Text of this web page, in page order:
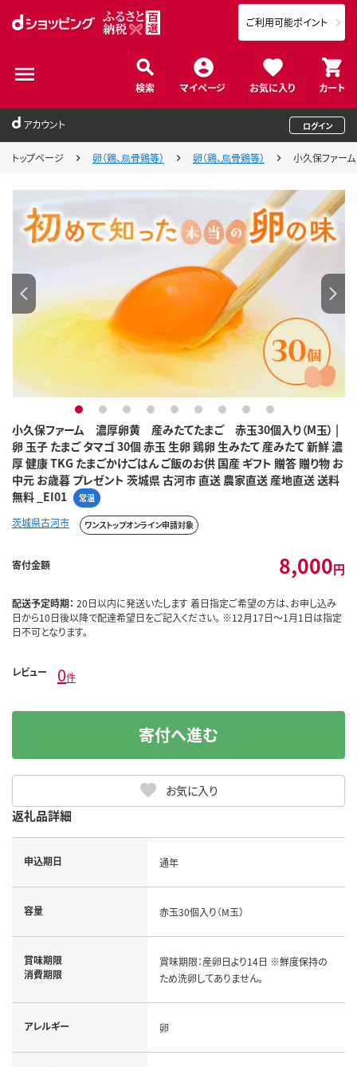
検索 マイページ お気に入り カート
ご利用可能ポイント
アカウント ログイン
トップページ 卵（鶏、烏骨鶏等） 卵（鶏、烏骨鶏等） 小久保ファー
小久保ファーム 濃厚卵黄 産みたてたまご 赤玉30個入り（M玉） |
卵 玉子 たまご タマゴ 30個 赤玉 生卵 鶏卵 生みたて 産みたて 新鮮 濃
厚 健康 TKG たまごかけごはん ご飯のお供 国産 ギフト 贈答 贈り物 お
中元 お歳暮 プレゼント 茨城県 古河市 直送 農家直送 産地直送 送料
無料 _EI01
常温
1 2 3 4 5 6 7 8 9
茨城県古河市 ワンストップオンライン申請対象
寄付金額 8,000円
配送予定時期： 20日以内に発送いたします 着日指定ご希望の方は、お申し込み
日から10日後以降で配達希望日をご記入ください。 ※12月17日～1月1日は指定
日不可となります。
レビュー 0件
お気に入り
寄付へ進む
返礼品詳細
申込期日 通年
容量 赤玉30個入り（M玉）
賞味期限
消費期限
賞味期限：産卵日より14日 ※鮮度保持の
ため洗卵してありません。
アレルギー 卵